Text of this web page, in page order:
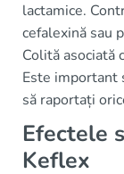
lactamice.
cefalexină sau
Colită asociată
Este important
să raportați
Efectele
Keflex